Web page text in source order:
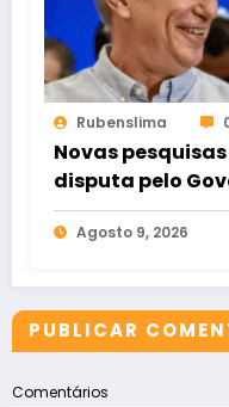
Rubenslima
Novas
disputa pelo
próximos dias
Agosto 9, 2026
PUBLICAR
Comentários